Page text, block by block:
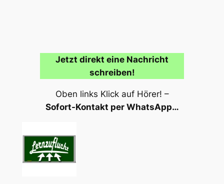
Jetzt direkt eine Nachricht
schreiben!
Oben links Klick auf Hörer! –
Sofort-Kontakt per WhatsApp…